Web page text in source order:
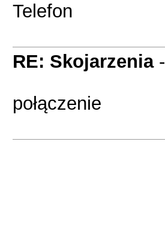
Telefon
RE: Skojarzenia-
połączenie